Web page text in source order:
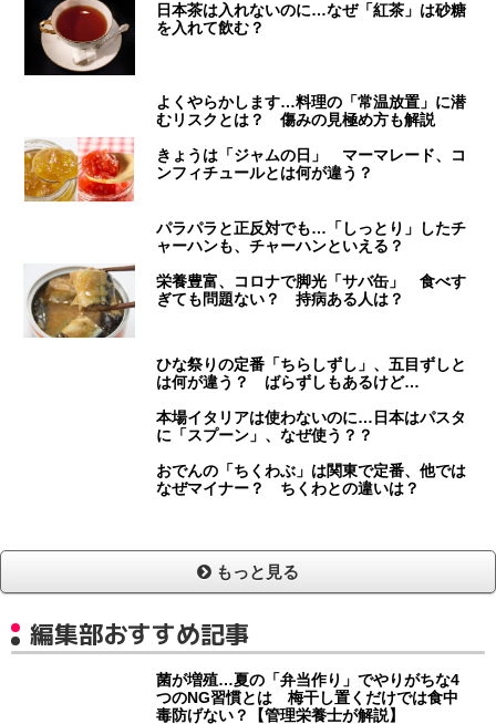
日本茶は入れないのに…なぜ「紅茶」は砂糖
を入れて飲む？
よくやらかします…料理の「常温放置」に潜
むリスクとは？ 傷みの見極め方も解説
きょうは「ジャムの日」 マーマレード、コ
ンフィチュールとは何が違う？
パラパラと正反対でも…「しっとり」したチ
ャーハンも、チャーハンといえる？
栄養豊富、コロナで脚光「サバ缶」 食べす
ぎても問題ない？ 持病ある人は？
ひな祭りの定番「ちらしずし」、五目ずしと
は何が違う？ ばらずしもあるけど…
本場イタリアは使わないのに…日本はパスタ
に「スプーン」、なぜ使う？？
おでんの「ちくわぶ」は関東で定番、他では
なぜマイナー？ ちくわとの違いは？
もっと見る
編集部おすすめ記事
菌が増殖…夏の「弁当作り」でやりがちな4
つのNG習慣とは 梅干し置くだけでは食中
毒防げない？【管理栄養士が解説】